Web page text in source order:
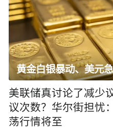
黄金白银暴动、美元
美联储真讨论了减少
议次数？华尔街担忧
荡行情将至